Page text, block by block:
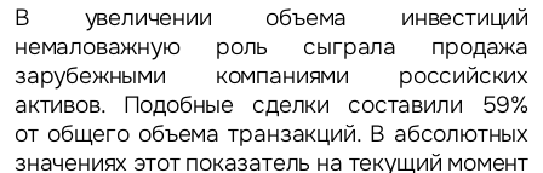
В увеличении объема инвестиций
немаловажную роль сыграла продажа
зарубежными компаниями российских
активов. Подобные сделки составили 59%
от общего объема транзакций. В абсолютных
значениях этот показатель на текущий момент